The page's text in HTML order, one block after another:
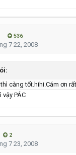
536
7 22, 2008
càng tốt.hihi.Cám ơn
vậy PÁC
2
7 23, 2008